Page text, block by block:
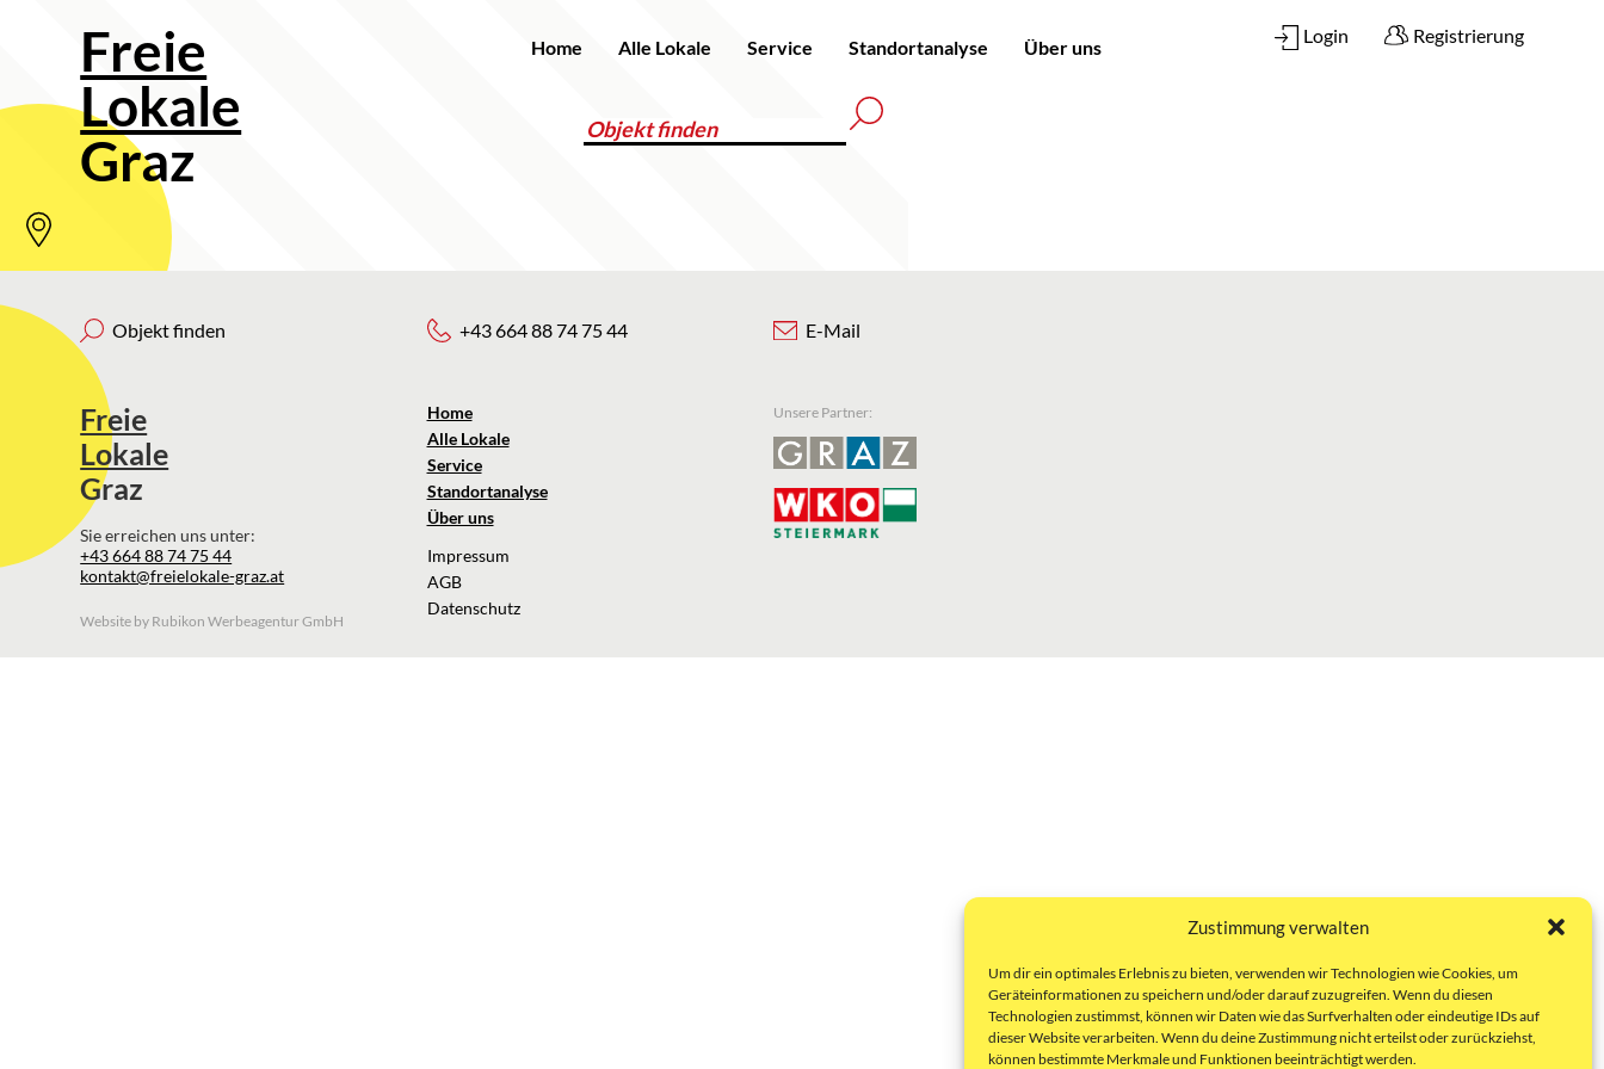
Zustimmung verwalten
Um dir ein optimales Erlebnis zu bieten, verwenden wir Technologien wie Cookies, um
Geräteinformationen zu speichern und/oder darauf zuzugreifen. Wenn du diesen
Technologien zustimmst, können wir Daten wie das Surfverhalten oder eindeutige IDs auf
dieser Website verarbeiten. Wenn du deine Zustimmung nicht erteilst oder zurückziehst,
können bestimmte Merkmale und Funktionen beeinträchtigt werden.
Freie
Lokale
Graz
Home Alle Lokale Service Standortanalyse Über uns
Login Registrierung
Objekt finden
Freie
Lokale
Graz
Sie erreichen uns unter:
+43 664 88 74 75 44
kontakt@freielokale-graz.at
Website by Rubikon Werbeagentur GmbH
+43 664 88 74 75 44
Home
Alle Lokale
Service
Standortanalyse
Über uns
Impressum
AGB
Datenschutz
E-Mail
Unsere Partner: